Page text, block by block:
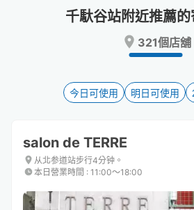
keyboard
shortcuts
for
changing
dates.
a
date.
Press
key
to
keyboard
shortcuts
for
changing
dates.
千馱谷站附近推薦
321個店舖
今日可使用 明日可使用
salon de TERRE
从北参道站步行4分钟。
本日營業時間 : 11:00〜18:00